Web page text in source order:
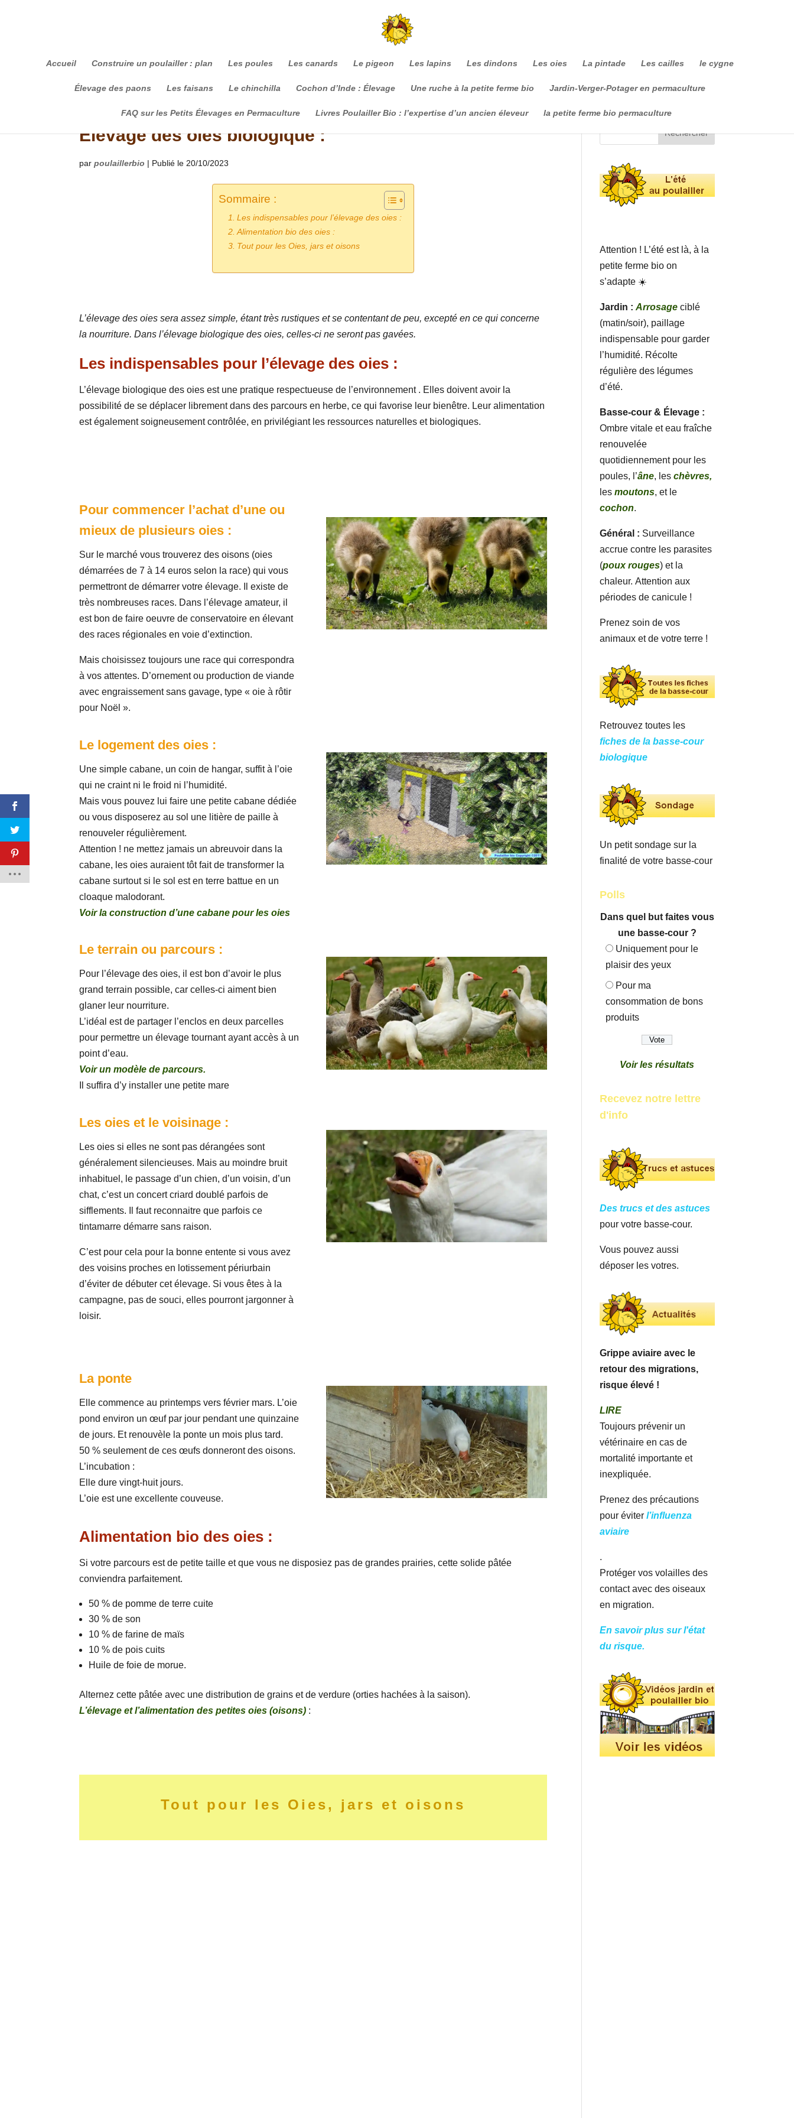
Accueil Construire un poulailler : plan Les poules Les canards Le pigeon Les lapins Les dindons Les oies La pintade Les cailles le cygne
Élevage des paons Les faisans Le chinchilla Cochon d’Inde : Élevage Une ruche à la petite ferme bio Jardin-Verger-Potager en permaculture
FAQ sur les Petits Élevages en Permaculture Livres Poulailler Bio : l’expertise d’un ancien éleveur la petite ferme bio permaculture
Élevage des oies biologique :
parpoulaillerbio | Publié le 20/10/2023
Sommaire :
Les indispensables pour l’élevage des oies :
Alimentation bio des oies :
Tout pour les Oies, jars et oisons
L’élevage des oies sera assez simple, étant très rustiques et se contentant de peu, excepté en ce qui concerne
la nourriture. Dans l’élevage biologique des oies, celles-ci ne seront pas gavées.
Les indispensables pour l’élevage des oies :
L’élevage biologique des oies est une pratique respectueuse de l’environnement . Elles doivent avoir la
possibilité de se déplacer librement dans des parcours en herbe, ce qui favorise leur bienêtre. Leur alimentation
est également soigneusement contrôlée, en privilégiant les ressources naturelles et biologiques.
Pour commencer l’achat d’une ou
mieux de plusieurs oies :
Sur le marché vous trouverez des oisons (oies
démarrées de 7 à 14 euros selon la race) qui vous
permettront de démarrer votre élevage. Il existe de
très nombreuses races. Dans l’élevage amateur, il
est bon de faire oeuvre de conservatoire en élevant
des races régionales en voie d’extinction.
Mais choisissez toujours une race qui correspondra
à vos attentes. D’ornement ou production de viande
avec engraissement sans gavage, type « oie à rôtir
pour Noël ».
Le logement des oies :
Une simple cabane, un coin de hangar, suffit à l’oie
qui ne craint ni le froid ni l’humidité.
Mais vous pouvez lui faire une petite cabane dédiée
ou vous disposerez au sol une litière de paille à
renouveler régulièrement.
Attention ! ne mettez jamais un abreuvoir dans la
cabane, les oies auraient tôt fait de transformer la
cabane surtout si le sol est en terre battue en un
cloaque malodorant.
Voir la construction d’une cabane pour les oies
Le terrain ou parcours :
Pour l’élevage des oies, il est bon d’avoir le plus
grand terrain possible, car celles-ci aiment bien
glaner leur nourriture.
L’idéal est de partager l’enclos en deux parcelles
pour permettre un élevage tournant ayant accès à un
point d’eau.
Voir un modèle de parcours.
Il suffira d’y installer une petite mare
Les oies et le voisinage :
Les oies si elles ne sont pas dérangées sont
généralement silencieuses. Mais au moindre bruit
inhabituel, le passage d’un chien, d’un voisin, d’un
chat, c’est un concert criard doublé parfois de
sifflements. Il faut reconnaitre que parfois ce
tintamarre démarre sans raison.
C’est pour cela pour la bonne entente si vous avez
des voisins proches en lotissement périurbain
d’éviter de débuter cet élevage. Si vous êtes à la
campagne, pas de souci, elles pourront jargonner à
loisir.
La ponte
Elle commence au printemps vers février mars. L’oie
pond environ un œuf par jour pendant une quinzaine
de jours. Et renouvèle la ponte un mois plus tard.
50 % seulement de ces œufs donneront des oisons.
L’incubation :
Elle dure vingt-huit jours.
L’oie est une excellente couveuse.
Alimentation bio des oies :
Si votre parcours est de petite taille et que vous ne disposiez pas de grandes prairies, cette solide pâtée
conviendra parfaitement.
50 % de pomme de terre cuite
30 % de son
10 % de farine de maïs
10 % de pois cuits
Huile de foie de morue.
Alternez cette pâtée avec une distribution de grains et de verdure (orties hachées à la saison).
L’élevage et l’alimentation des petites oies (oisons) :
Tout pour les Oies, jars et oisons
Attention ! L’été est là, à la
petite ferme bio on
s’adapte ☀️
Jardin : Arrosage ciblé
(matin/soir), paillage
indispensable pour garder
l’humidité. Récolte
régulière des légumes
d’été.
Basse-cour & Élevage :
Ombre vitale et eau fraîche
renouvelée
quotidiennement pour les
poules, l’âne, leschèvres,
lesmoutons, et le
cochon.
Général : Surveillance
accrue contre les parasites
(poux rouges) et la
chaleur. Attention aux
périodes de canicule !
Prenez soin de vos
animaux et de votre terre !
Retrouvez toutes les
fiches de la basse-cour
biologique
Un petit sondage sur la
finalité de votre basse-cour
Polls
Dans quel but faites vous
une basse-cour ?
Uniquement pour le
plaisir des yeux
Pour ma
consommation de bons
produits
Voir les résultats
Recevez notre lettre
d'info
Des trucs et des astuces
pour votre basse-cour.
Vous pouvez aussi
déposer les votres.
Grippe aviaire avec le
retour des migrations,
risque élevé !
LIRE
Toujours prévenir un
vétérinaire en cas de
mortalité importante et
inexpliquée.
Prenez des précautions
pour éviterl’influenza
aviaire
.
Protéger vos volailles des
contact avec des oiseaux
en migration.
En savoir plus sur l'état
du risque.